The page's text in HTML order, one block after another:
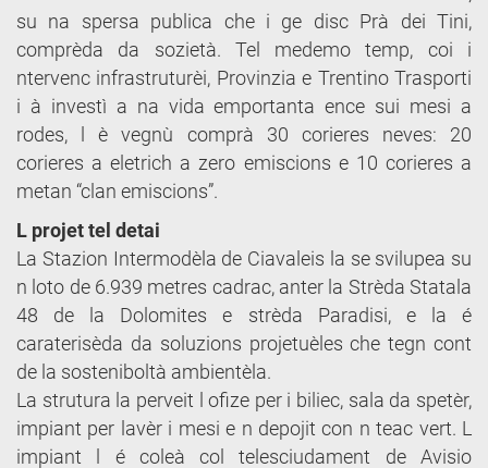
su na spersa publica che i ge disc Prà dei Tini,
comprèda da sozietà. Tel medemo temp, coi i
ntervenc infrastruturèi, Provinzia e Trentino Trasporti
i à investì a na vida emportanta ence sui mesi a
rodes, l è vegnù comprà 30 corieres neves: 20
corieres a eletrich a zero emiscions e 10 corieres a
metan “clan emiscions”.
L projet tel detai
La Stazion Intermodèla de Ciavaleis la se svilupea su
n loto de 6.939 metres cadrac, anter la Strèda Statala
48 de la Dolomites e strèda Paradisi, e la é
caraterisèda da soluzions projetuèles che tegn cont
de la sosteniboltà ambientèla.
La strutura la perveit l ofize per i biliec, sala da spetèr,
impiant per lavèr i mesi e n depojit con n teac vert. L
impiant l é coleà col telesciudament de Avisio